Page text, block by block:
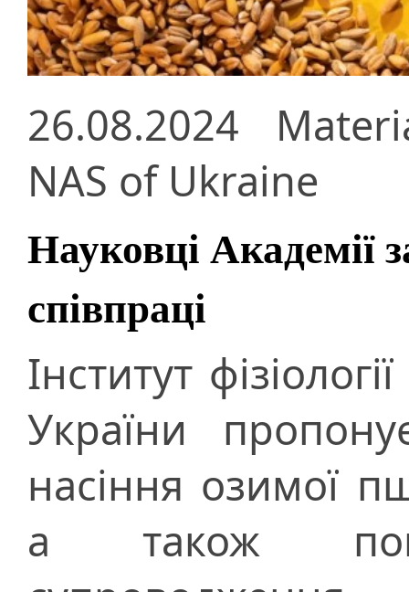
26.08.2024
NAS of Ukraine
Науковці Академії
співпраці
Інститут
України
насіння озимої
а також